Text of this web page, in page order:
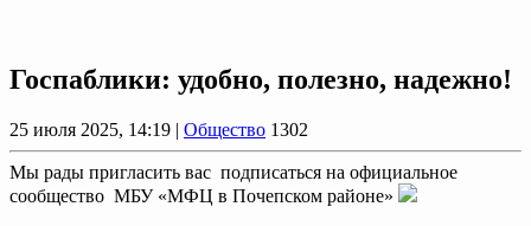
Госпаблики: удобно, полезно, надежно!
25 июля 2025, 14:19 | Общество 1302
Мы рады пригласить вас подписаться на официальное
сообщество МБУ «МФЦ в Почепском районе»